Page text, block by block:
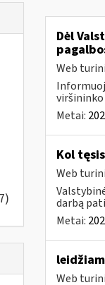
Dėl
Web
viršininko
Metai:
Kol
Web
darbą
Metai:
Web